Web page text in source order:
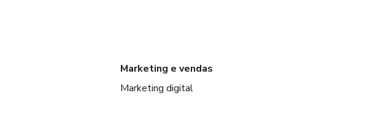
Marketing e vendas
Marketing digital